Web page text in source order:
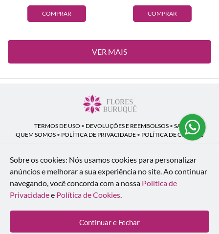
COMPRAR COMPRAR
VER MAIS
TERMOS DE USO • DEVOLUÇÕES E REEMBOLSOS • SAC
QUEM SOMOS • POLÍTICA DE PRIVACIDADE • POLÍTICA DE COOKIES
Flores Buruquê | CNPJ: 53.136.758/0001-18
Rua Coronel João Guilherme Guimarães, 1640 - Bom Retiro - Curitiba - PR -
80520-280
WhatsApp: (41) 98154-876| Telefone: (41) 9 9815-4876
© 2024-2026 - Todos os direitos reservados - Desenvolvido por
Inteligentes
Sobre os cookies: Nós usamos cookies para personalizar
anúncios e melhorar a sua experiência no site.Ao continuar
navegando, você concorda com a nossa Política de
Privacidadee Política de Cookies.
Continuar e Fechar